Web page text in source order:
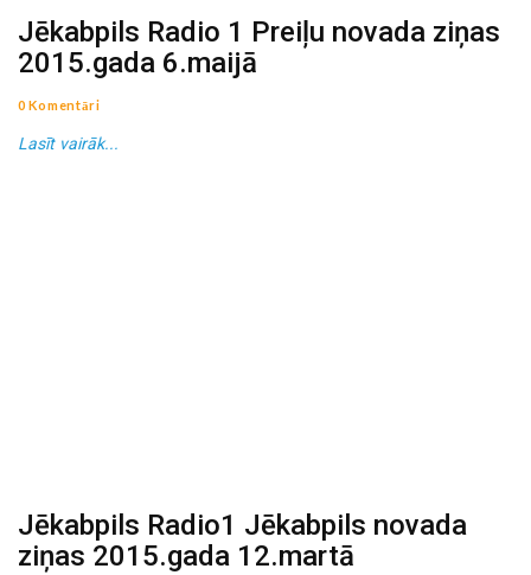
Jēkabpils Radio 1 Preiļu novada ziņas
2015.gada 6.maijā
0 Komentāri
Lasīt vairāk...
Jēkabpils Radio1 Jēkabpils novada
ziņas 2015.gada 12.martā